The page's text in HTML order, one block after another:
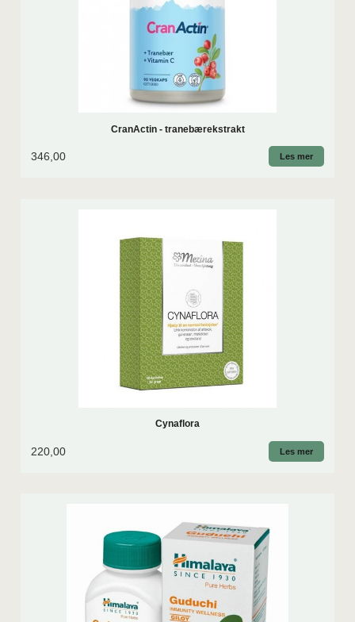
CranActin - tranebærekstrakt
346,00 Les mer
Cynaflora
220,00 Les mer